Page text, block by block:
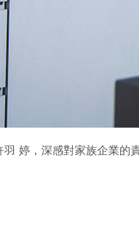
婷，深感對家族企業的